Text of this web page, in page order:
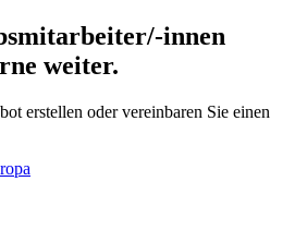
innen
weiter.
erstellen oder vereinbaren Sie einen